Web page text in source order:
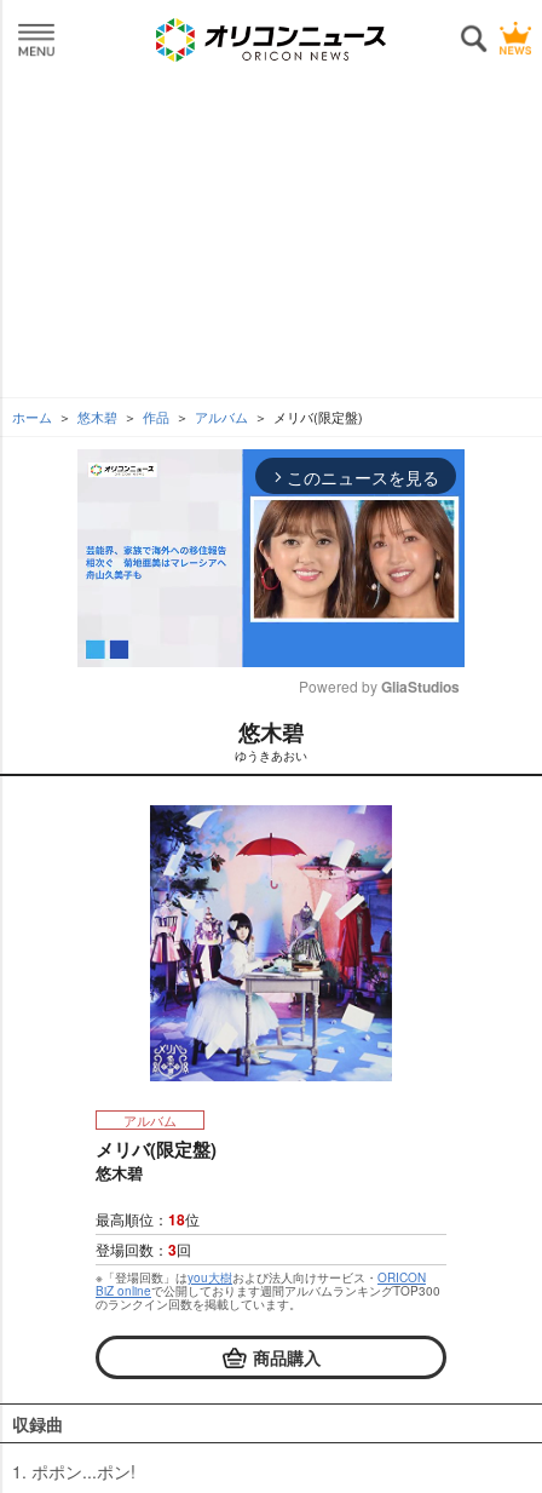
ホーム 悠木碧 作品 アルバム メリバ(限定盤)
arrow_forward_ios このニュースを見る
t
e
Powered by GliaStudios
悠木碧
ゆうきあおい
アルバム
メリバ(限定盤)
悠木碧
最高順位： 18位
登場回数： 3回
※「登場回数」はyou大樹および法人向けサービス・ ORICON
BiZ onlineで公開しております週間アルバムランキングTOP300
のランクイン回数を掲載しています。
商品購入
収録曲
1. ポポン...ポン!